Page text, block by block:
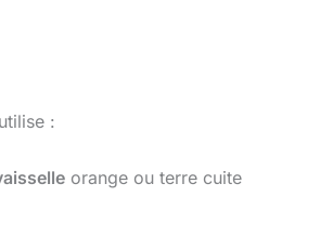
:
orange ou terre cuite